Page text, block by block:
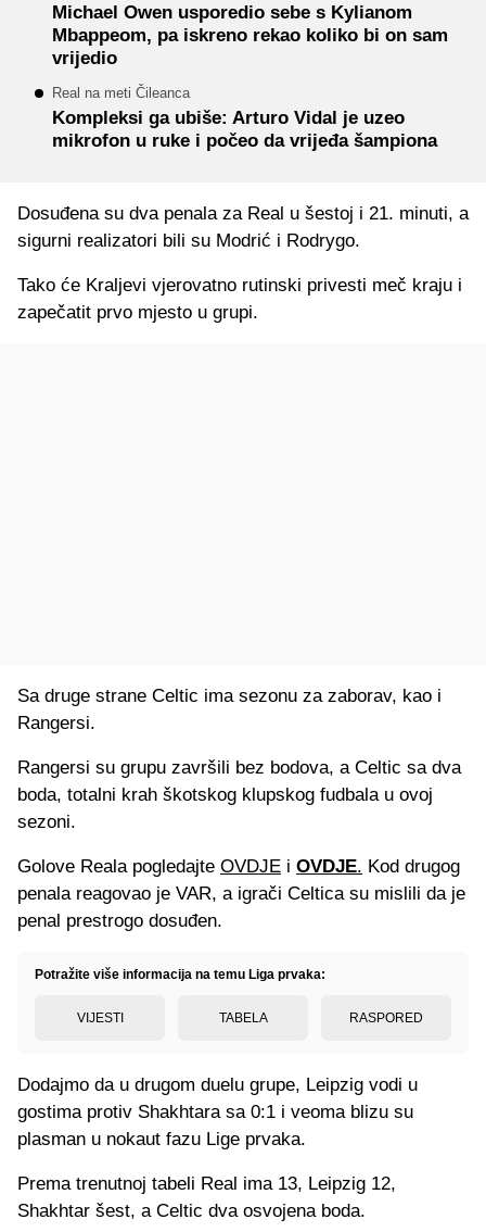
Michael Owen usporedio sebe s Kylianom
Mbappeom, pa iskreno rekao koliko bi on sam
vrijedio
Real na meti Čileanca
Kompleksi ga ubiše: Arturo Vidal je uzeo
mikrofon u ruke i počeo da vrijeđa šampiona
Dosuđena su dva penala za Real u šestoj i 21. minuti, a
sigurni realizatori bili su Modrić i Rodrygo.
Tako će Kraljevi vjerovatno rutinski privesti meč kraju i
zapečatit prvo mjesto u grupi.
Sa druge strane Celtic ima sezonu za zaborav, kao i
Rangersi.
Rangersi su grupu završili bez bodova, a Celtic sa dva
boda, totalni krah škotskog klupskog fudbala u ovoj
sezoni.
Golove Reala pogledajte OVDJE i OVDJE. Kod drugog
penala reagovao je VAR, a igrači Celtica su mislili da je
penal prestrogo dosuđen.
Potražite više informacija na temu Liga prvaka:
VIJESTI TABELA RASPORED
Dodajmo da u drugom duelu grupe, Leipzig vodi u
gostima protiv Shakhtara sa 0:1 i veoma blizu su
plasman u nokaut fazu Lige prvaka.
Prema trenutnoj tabeli Real ima 13, Leipzig 12,
Shakhtar šest, a Celtic dva osvojena boda.